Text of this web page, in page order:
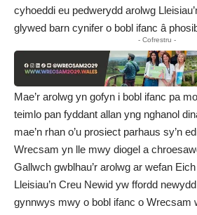
cyhoeddi eu pedwerydd arolwg
glywed barn cynifer o bobl ifanc â
- Cofrestru -
Mae’r arolwg yn gofyn i bobl ifanc pa
teimlo pan fyddant allan yng nghanol
mae’n rhan o’u prosiect parhaus sy’n
Wrecsam yn lle mwy diogel a
Gallwch gwblhau’r arolwg ar wefan
Lleisiau’n Creu Newid yw ffordd
gynnwys mwy o bobl ifanc o Wrecsam